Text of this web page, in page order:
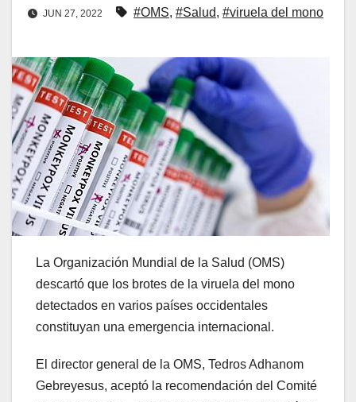
JUN 27, 2022 #OMS, #Salud, #viruela del mono
La Organización Mundial de la Salud (OMS)
descartó que los brotes de la viruela del mono
detectados en varios países occidentales
constituyan una emergencia internacional.
El director general de la OMS, Tedros Adhanom
Gebreyesus, aceptó la recomendación del Comité